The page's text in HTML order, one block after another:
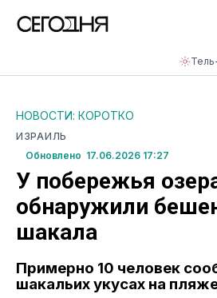
НОВОСТИ: КОРОТКО
ИЗРАИЛЬ
Обновлено 17.06.2026 17:27
У побережья
обнаружили
шакала
Примерно 10 человек
шакальих укусах на